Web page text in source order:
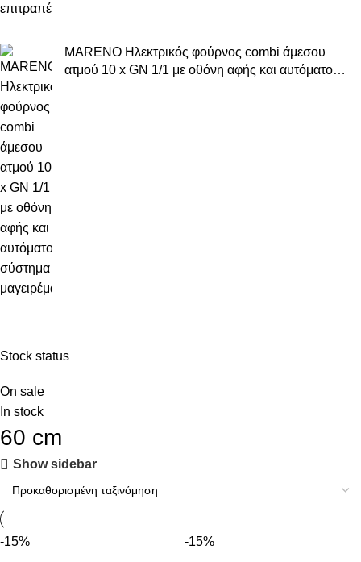
MARENO Ηλεκτρικός φούρνος combi άμεσου
ατμού 10 x GN 1/1 με οθόνη αφής και αυτόματο
Stock status
On sale
In stock
60 cm
Show sidebar
-15% -15%